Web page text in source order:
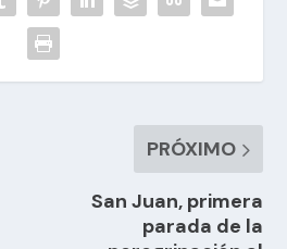
PRÓXIMO
San Juan, primera
parada de la